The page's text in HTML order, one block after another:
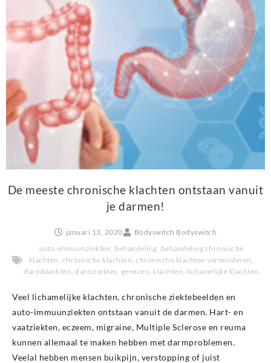
De meeste chronische klachten ontstaan vanuit
je darmen!
januari 13, 2020
Bodyswitch Bodyswitch
auto-immuunziekten, behandeling, behandeling chronische
klachten , chronische klachten,chronische klachten verminderen ,
darmklachten,darmziektes, genezen, klachten, lichamelijke klachten
Veel lichamelijke klachten, chronische ziektebeelden en
auto-immuunziekten ontstaan vanuit de darmen. Hart- en
vaatziekten, eczeem, migraine, Multiple Sclerose en reuma
kunnen allemaal te maken hebben met darmproblemen.
Veelal hebben mensen buikpijn, verstopping of juist